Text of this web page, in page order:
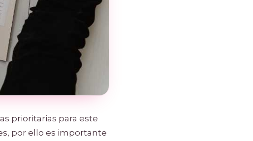
prioritarias para este
por ello es importante